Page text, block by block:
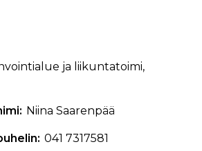
ja liikuntatoimi,
Niina Saarenpää
041 7317581